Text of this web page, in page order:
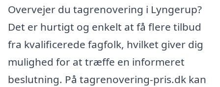
Overvejer du tagrenovering i Lyngerup?
Det er hurtigt og enkelt at få flere tilbud
fra kvalificerede fagfolk, hvilket giver dig
mulighed for at træffe en informeret
beslutning. På tagrenovering-pris.dk kan